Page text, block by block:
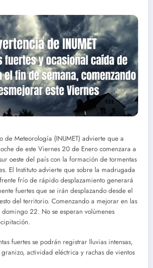
de Meteorología (INUMET) advierte que a
de este Viernes 20 de Enero comenzara a
oeste del país con la formación de tormentas
El Instituto advierte que sobre la madrugada
frío de rápido desplazamiento generará
fuertes que se irán desplazando desde el
del territorio. Comenzando a mejorar en las
22. No se esperan volúmenes
fuertes se podrán registrar lluvias intensas,
actividad eléctrica y rachas de vientos